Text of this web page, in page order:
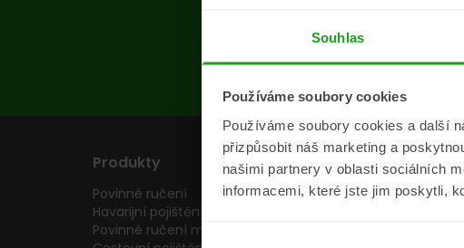
Souhlas
Používáme soubory cookies
Používáme soubory cookies a další
přizpůsobit náš marketing a
našimi partnery v oblasti sociálních
informacemi, které jste jim poskytli,
Produkty
Povinné ručení
Havarijní pojištění
Povinné ručení motocyklu
Pojišťovny
Pojišťovny